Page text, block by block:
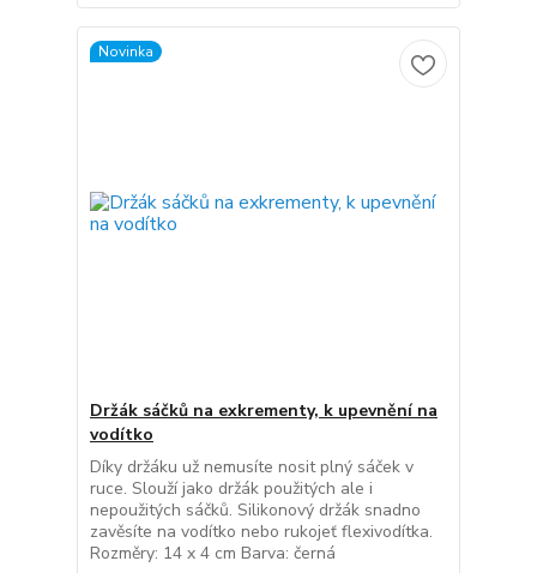
Novinka
Držák sáčků na exkrementy, k upevnění na
vodítko
Díky držáku už nemusíte nosit plný sáček v
ruce. Slouží jako držák použitých ale i
nepoužitých sáčků. Silikonový držák snadno
zavěsíte na vodítko nebo rukojeť flexivodítka.
Rozměry: 14 x 4 cm Barva: černá